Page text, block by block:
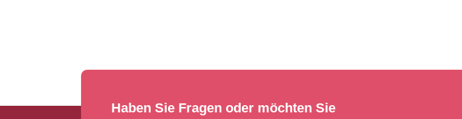
Haben Sie Fragen oder möchten Sie